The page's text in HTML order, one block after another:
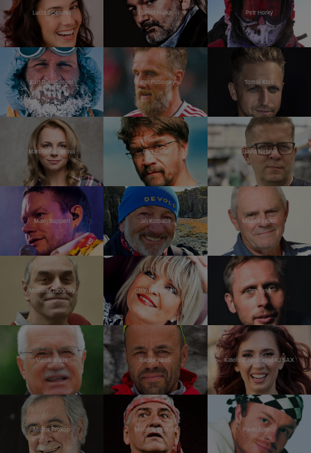
Lucia Siposová Daniel Hůlka Petr Horký
Kurt Diemberger Karel Poborský Tomáš Klus
Martina Kociánová Dan Bárta David Netuka
Matěj Ruppert Jiří Kolbaba Milan Kňažko
Miroslav Táborský Chantal Poullain Jan Tuna
Václav Klaus Radek Jaroš Kateřina Janečková KJ SAX
Michal Prokop Miroslav Donutil Pavel Šporcl